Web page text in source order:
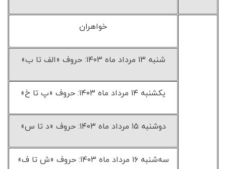
خواهران
شنبه ۱۳ مرداد ماه ۱۴۰۳: حروف «الف تا ب»
یکشنبه ۱۴ مرداد ماه ۱۴۰۳: حروف «پ تا خ»
دوشنبه ۱۵ مرداد ماه ۱۴۰۳: حروف «د تا س»
سه‌شنبه ۱۶ مرداد ماه ۱۴۰۳: حروف «ش تا ف»